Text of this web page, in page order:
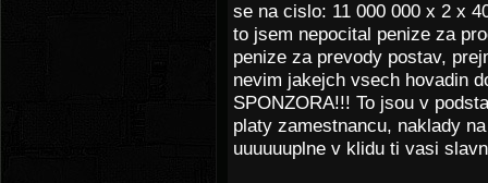
se na cislo: 11 000 000 x 2 x
to jsem nepocital penize za
penize za prevody postav,
nevim jakejch vsech hovadin
SPONZORA!!! To jsou v
platy zamestnancu, naklady
uuuuuuplne v klidu ti vasi